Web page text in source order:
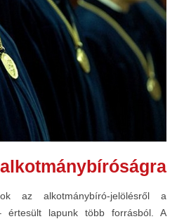
az alkotmánybíró-jelölésről a
értesült lapunk több forrásból. A